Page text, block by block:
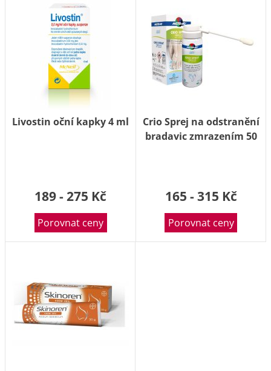
Livostin oční kapky 4 ml
189 - 275 Kč
Porovnat ceny
Crio Sprej na odstranění
bradavic zmrazením 50
165 - 315 Kč
Porovnat ceny